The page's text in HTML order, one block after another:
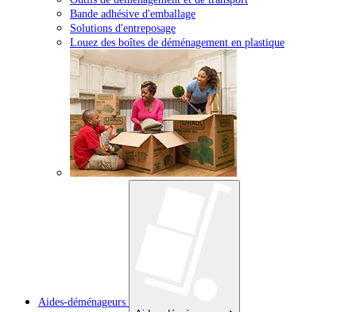
Bande adhésive d'emballage
Solutions d'entreposage
Louez des boîtes de déménagement en plastique
Aides-déménageurs